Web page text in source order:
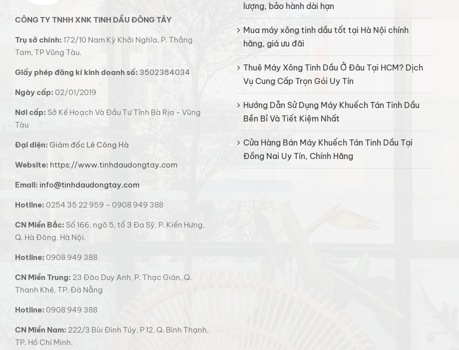
CÔNG TY TNHH XNK TINH DẦU ĐÔNG TÂY
Trụ sở chính: 172/10 Nam Kỳ Khởi Nghĩa, P. Thắng
Tam, TP Vũng Tàu.
Giấy phép đăng kí kinh doanh số: 3502384034
Ngày cấp: 02/01/2019
Nơi cấp: Sở Kế Hoạch Và Đầu Tư Tỉnh Bà Rịa - Vũng
Tàu
Đại diện: Giám đốc Lê Công Hà
Website: https://www.tinhdaudongtay.com
Email: info@tinhdaudongtay.com
Hotline: 0254 35 22 959 – 0908 949 388
CN Miền Bắc: Số 166, ngõ 5, tổ 3 Đa Sỹ, P. Kiến Hưng,
Q. Hà Đông, Hà Nội.
Hotline: 0908 949 388
CN Miền Trung: 23 Đào Duy Anh, P. Thạc Gián, Q.
Thanh Khê, TP. Đà Nẵng
Hotline: 0908 949 388
CN Miền Nam: 222/3 Bùi Đình Túy, P 12, Q. Bình Thạnh,
TP. Hồ Chí Minh.
lượng, bảo hành dài hạn
Mua máy xông tinh dầu tốt tại Hà Nội chính
hãng, giá ưu đãi
Thuê Máy Xông Tinh Dầu Ở Đâu Tại HCM? Dịch
Vụ Cung Cấp Trọn Gói Uy Tín
Hướng Dẫn Sử Dụng Máy Khuếch Tán Tinh Dầu
Bền Bỉ Và Tiết Kiệm Nhất
Cửa Hàng Bán Máy Khuếch Tán Tinh Dầu Tại
Đồng Nai Uy Tín, Chính Hãng